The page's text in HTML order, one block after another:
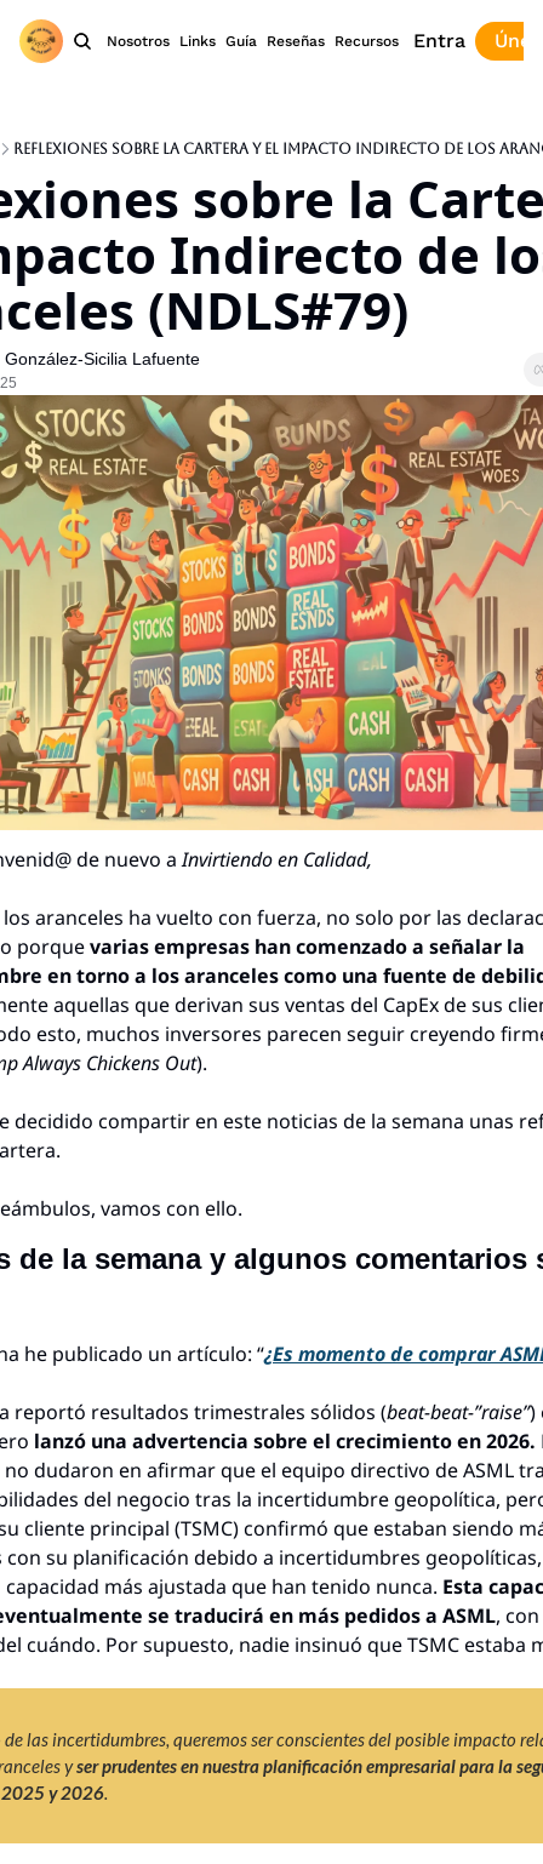
Nosotros Links Guía Reseñas Recursos Entra
Reflexiones sobre la Cartera y el Impacto Indirecto de los
sobre la
Indirecto de
(NDLS#79)
Sicilia Lafuente
de nuevo a Invirtiendo en Calidad,
aranceles ha vuelto con fuerza, no solo por las
porque varias empresas han comenzado a señalar la
en torno a los aranceles como una fuente de
aquellas que derivan sus ventas del CapEx de sus
esto, muchos inversores parecen seguir creyendo
Always Chickens Out).
decidido compartir en este noticias de la semana unas
vamos con ello.
de la semana y algunos comentarios
he publicado un artículo: “¿Es momento de comprar
reportó resultados trimestrales sólidos (beat-beat-”raise”)
lanzó una advertencia sobre el crecimiento en 2026.
dudaron en afirmar que el equipo directivo de ASML
del negocio tras la incertidumbre geopolítica,
cliente principal (TSMC) confirmó que estaban siendo
con su planificación debido a incertidumbres
más ajustada que han tenido nunca. Esta
se traducirá en más pedidos a ASML,
cuándo. Por supuesto, nadie insinuó que TSMC estaba
de las incertidumbres, queremos ser conscientes del posible impacto
y ser prudentes en nuestra planificación empresarial para la
y 2026.